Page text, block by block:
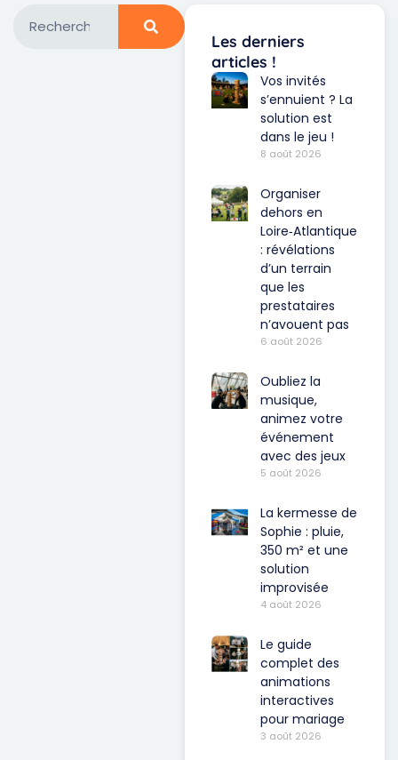
Les derniers
articles !
Vos invités
s’ennuient ? La
solution est
dans le jeu !
8 août 2026
Organiser
dehors en
Loire‑Atlantique
: révélations
d’un terrain
que les
prestataires
n’avouent pas
6 août 2026
Oubliez la
musique,
animez votre
événement
avec des jeux
5 août 2026
La kermesse de
Sophie : pluie,
350 m² et une
solution
improvisée
4 août 2026
Le guide
complet des
animations
interactives
pour mariage
3 août 2026